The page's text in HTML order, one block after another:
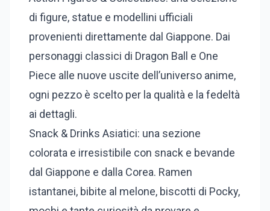
di figure, statue e modellini ufficiali
provenienti direttamente dal Giappone. Dai
personaggi classici di Dragon Ball e One
Piece alle nuove uscite dell’universo anime,
ogni pezzo è scelto per la qualità e la fedeltà
ai dettagli.
Snack & Drinks Asiatici: una sezione
colorata e irresistibile con snack e bevande
dal Giappone e dalla Corea. Ramen
istantanei, bibite al melone, biscotti di Pocky,